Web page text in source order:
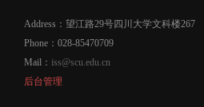
Address：望江路29号四川大学文科楼267
Phone：028-85470709
Mail： iss@scu.edu.cn
后台管理